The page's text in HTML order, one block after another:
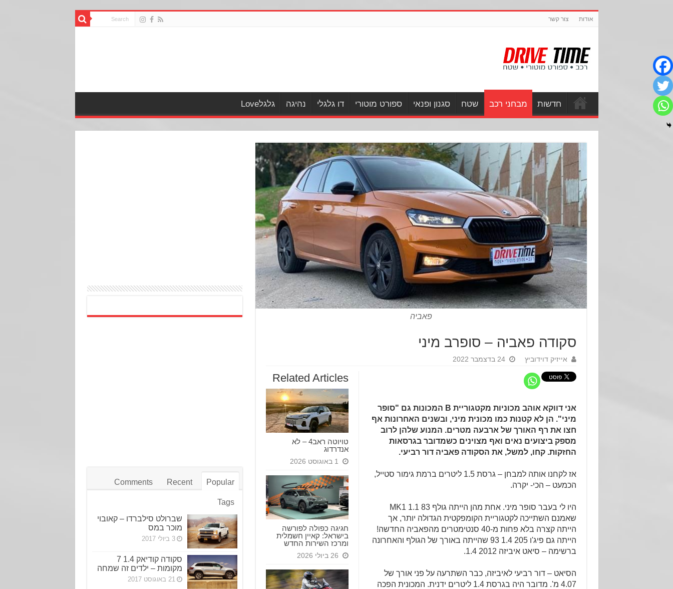
אודות צור קשר
חדשות מבחני רכב שטח סגנון ופנאי ספורט מוטורי דו גלגלי נהיגה גלגלLove
פאביה
סקודה פאביה – סופרב מיני
אייזיק דוידוביץ 24 בדצמבר 2022
Related Articles
טויוטה ראב4 – לא
אנדרדוג
1 באוגוסט 2026
חגיגה כפולה לפורשה
בישראל: קאיין חשמלית
ומרכז השירות החדש
26 ביולי 2026
אני דווקא אוהב מכוניות מקטגוריית B המכונות גם "סופר
מיני". הן לא קטנות כמו מכונית מיני, ובשנים האחרונות אף
חצו את רף האורך של ארבעה מטרים. המנוע שלהן לרוב
מספק ביצועים נאים ואף מצוינים כשמדובר בגרסאות
החזקות. קחו, למשל, את הסקודה פאביה דור רביעי.
אז לקחנו אותה למבחן – גרסת 1.5 ליטרים ברמת גימור סטייל,
הכמעט – הכי- יקרה.
היו לי בעבר סופר מיני. אחת מהן הייתה גולף MK1 1.1 83
שאמנם השתייכה לקטגוריית הקומפקטית הגדולה יותר, אך
הייתה קצרה בלא פחות מ-40 סנטימטרים מהפאביה החדשה!
הייתה גם פיג'ו 205 1.4 93 שהייתה באורך של הגולף והאחרונה
ברשימה – סיאט איביזה 2012 1.4.
הסיאט – דור רביעי לאיביזה, כבר השתרעה על פני אורך של
4.07 מ'. מדובר היה בגרסת 1.4 ליטרים ידנית. המכונית הפכה
Popular
Recent
Comments
Tags
שברולט סילברדו – קאובוי
מוכר במס
3 ביולי 2017
סקודה קודיאק 1.4 7
מקומות – ילדים זה שמחה
21 באוגוסט 2017